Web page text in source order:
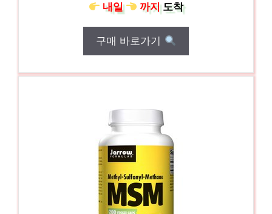
내일
까지도착
구매 바로가기